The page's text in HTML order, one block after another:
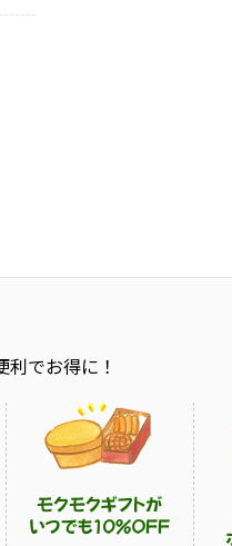
でお得に！